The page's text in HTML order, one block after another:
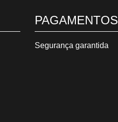
PAGAMENTOS
Segurança garantida